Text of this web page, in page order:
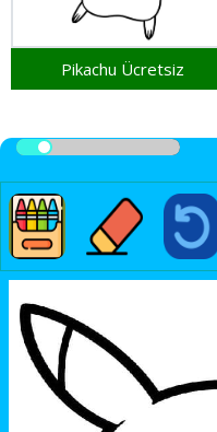
Pikachu Ücretsiz